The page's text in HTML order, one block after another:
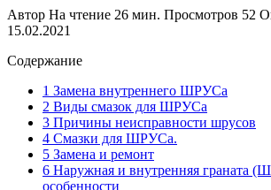
Автор На чтение 26 мин. Просмотров 52
15.02.2021
Содержание
1 Замена внутреннего ШРУСа
2 Виды смазок для ШРУСа
3 Причины неисправности шрусов
4 Смазки для ШРУСа.
5 Замена и ремонт
6 Наружная и внутренняя граната
особенности